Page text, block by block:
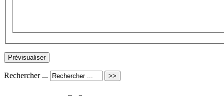
Rechercher ...